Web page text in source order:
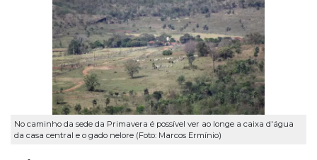
No caminho da sede da Primavera é possível ver ao longe a caixa d'água
da casa central e o gado nelore (Foto: Marcos Ermínio)